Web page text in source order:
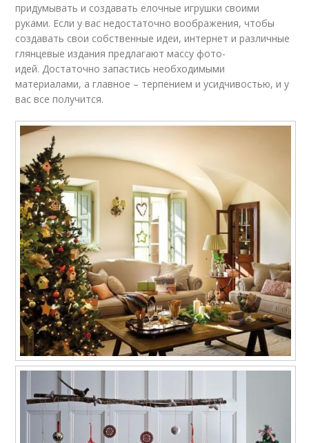
придумывать и создавать елочные игрушки своими
руками. Если у вас недостаточно воображения, чтобы
создавать свои собственные идеи, интернет и различные
глянцевые издания предлагают массу фото-
идей. Достаточно запастись необходимыми
материалами, а главное – терпением и усидчивостью, и у
вас все получится.